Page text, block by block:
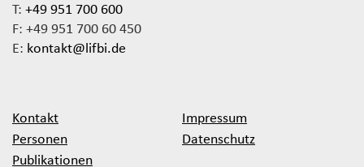
T: +49 951 700 600
F: +49 951 700 60 450
E: kontakt@lifbi.de
Kontakt
Personen
Publikationen
Impressum
Datenschutz